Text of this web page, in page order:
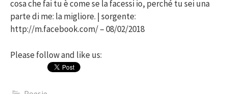
cosa che fai tu è come se la facessi io, perché tu sei una
parte di me: la migliore. | sorgente:
http://m.facebook.com/ – 08/02/2018
Please follow and like us: